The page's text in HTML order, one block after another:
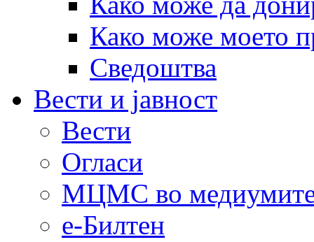
Како може моето
Сведоштва
Вести и јавност
Вести
Огласи
МЦМС во
е-Билтен